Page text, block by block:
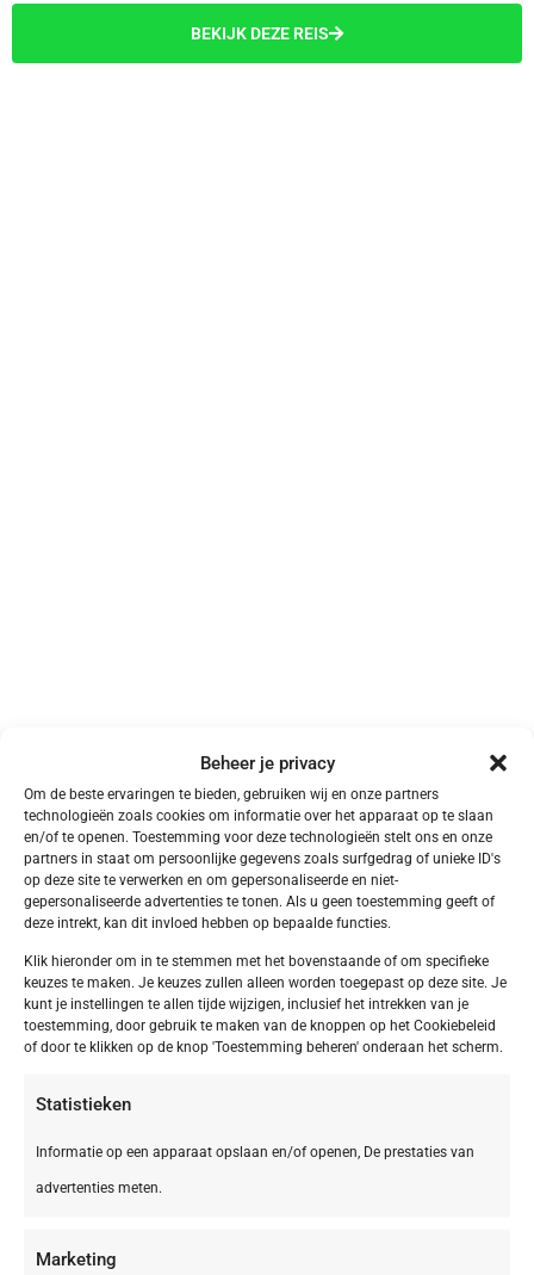
Beheer je privacy
Om de beste ervaringen te bieden, gebruiken wij en onze partners
technologieën zoals cookies om informatie over het apparaat op te slaan
en/of te openen. Toestemming voor deze technologieën stelt ons en onze
partners in staat om persoonlijke gegevens zoals surfgedrag of unieke ID's
op deze site te verwerken en om gepersonaliseerde en niet-
gepersonaliseerde advertenties te tonen. Als u geen toestemming geeft of
deze intrekt, kan dit invloed hebben op bepaalde functies.
Klik hieronder om in te stemmen met het bovenstaande of om specifieke
keuzes te maken. Je keuzes zullen alleen worden toegepast op deze site. Je
kunt je instellingen te allen tijde wijzigen, inclusief het intrekken van je
toestemming, door gebruik te maken van de knoppen op het Cookiebeleid
of door te klikken op de knop 'Toestemming beheren' onderaan het scherm.
Statistieken
Informatie op een apparaat opslaan en/of openen, De prestaties van
advertenties meten.
Marketing
BEKIJK DEZE REIS
Meer Kampeervakanties
Friesland Appelscha Camping Alkenhaer